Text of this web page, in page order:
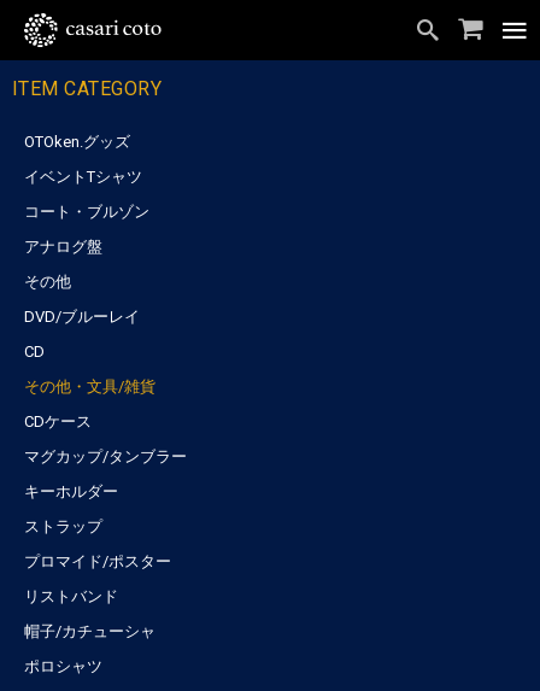
ITEM CATEGORY
OTOken.グッズ
イベントTシャツ
コート・ブルゾン
アナログ盤
その他
DVD/ブルーレイ
CD
その他・文具/雑貨
CDケース
マグカップ/タンブラー
キーホルダー
ストラップ
プロマイド/ポスター
リストバンド
帽子/カチューシャ
ポロシャツ